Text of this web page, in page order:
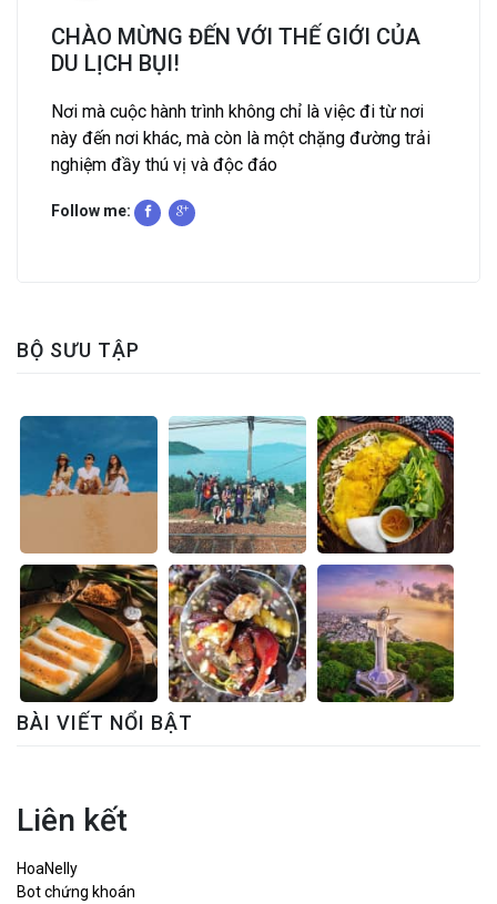
CHÀO MỪNG ĐẾN VỚI THẾ GIỚI CỦA
DU LỊCH BỤI!
Nơi mà cuộc hành trình không chỉ là việc đi từ nơi
này đến nơi khác, mà còn là một chặng đường trải
nghiệm đầy thú vị và độc đáo
Follow me:
BỘ SƯU TẬP
BÀI VIẾT NỔI BẬT
Liên kết
HoaNelly
Bot chứng khoán